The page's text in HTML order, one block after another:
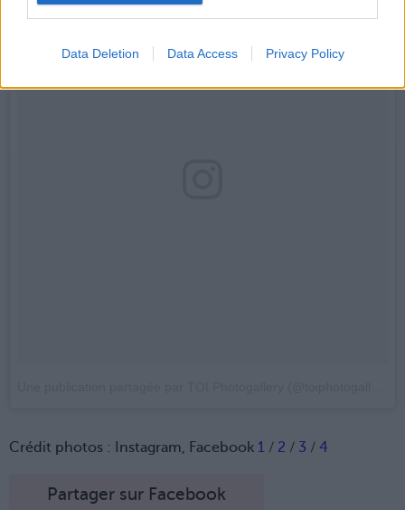
Data Deletion Data Access Privacy Policy
Crédit photos : Instagram, Facebook 1 / 2 / 3 / 4
Partager sur Facebook